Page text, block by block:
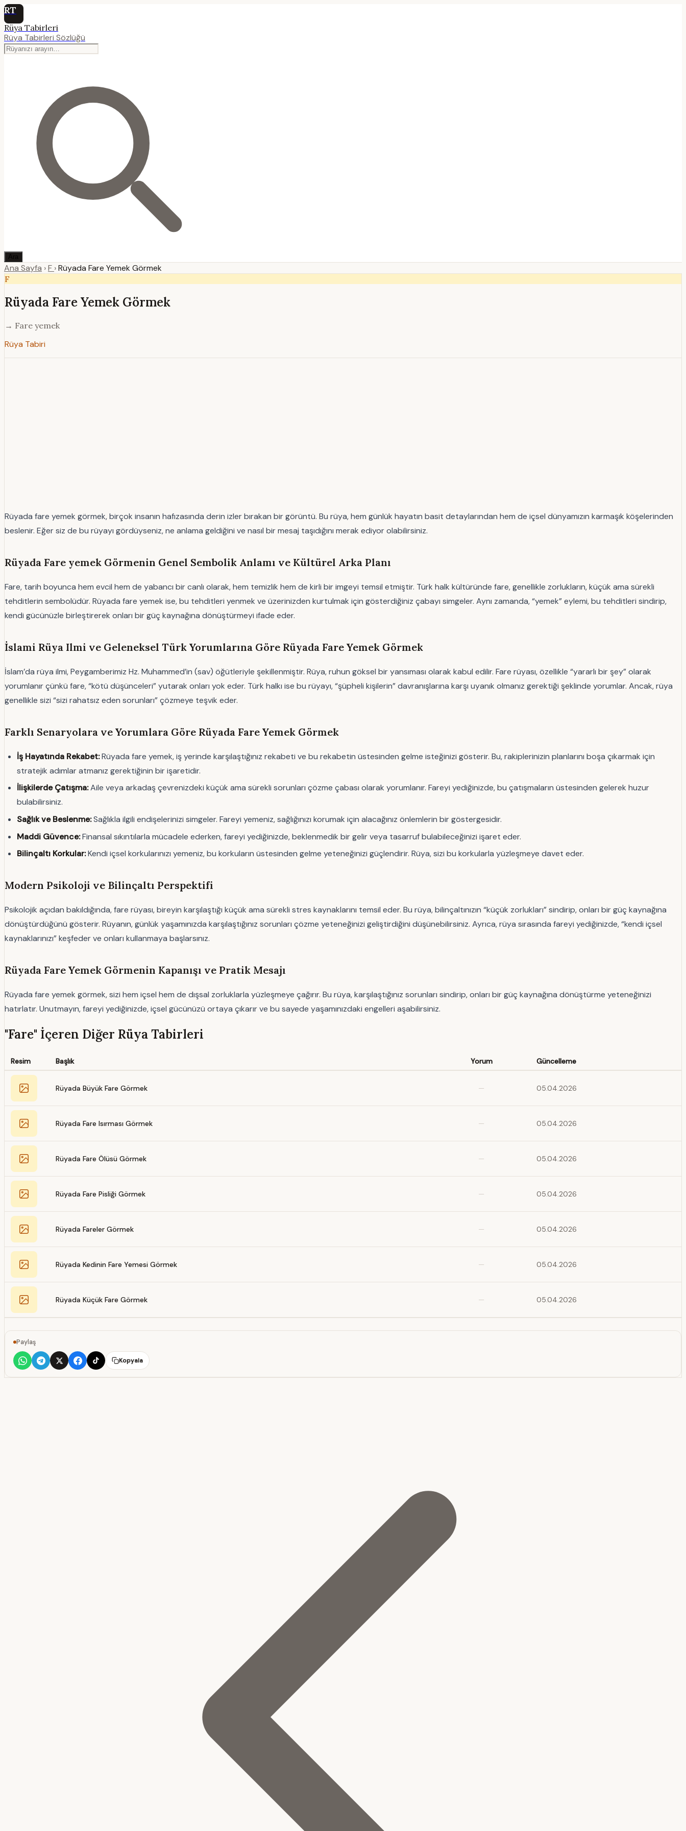
RT
Rüya Tabirleri
Rüya Tabirleri Sözlüğü
Ara
Ana Sayfa ›F ›Rüyada Fare Yemek Görmek
F
Rüyada Fare Yemek Görmek
→ Fare yemek
Rüya Tabiri
Rüyada fare yemek görmek, birçok insanın hafızasında derin izler bırakan bir görüntü. Bu rüya, hem günlük hayatın basit detaylarından hem de içsel dünyamızın karmaşık köşelerinden
beslenir. Eğer siz de bu rüyayı gördüyseniz, ne anlama geldiğini ve nasıl bir mesaj taşıdığını merak ediyor olabilirsiniz.
Rüyada Fare yemek Görmenin Genel Sembolik Anlamı ve Kültürel Arka Planı
Fare, tarih boyunca hem evcil hem de yabancı bir canlı olarak, hem temizlik hem de kirli bir imgeyi temsil etmiştir. Türk halk kültüründe fare, genellikle zorlukların, küçük ama sürekli
tehditlerin sembolüdür. Rüyada fare yemek ise, bu tehditleri yenmek ve üzerinizden kurtulmak için gösterdiğiniz çabayı simgeler. Aynı zamanda, “yemek” eylemi, bu tehditleri sindirip,
kendi gücünüzle birleştirerek onları bir güç kaynağına dönüştürmeyi ifade eder.
İslami Rüya Ilmi ve Geleneksel Türk Yorumlarına Göre Rüyada Fare Yemek Görmek
İslam’da rüya ilmi, Peygamberimiz Hz. Muhammed’in (sav) öğütleriyle şekillenmiştir. Rüya, ruhun göksel bir yansıması olarak kabul edilir. Fare rüyası, özellikle “yararlı bir şey” olarak
yorumlanır çünkü fare, “kötü düşünceleri” yutarak onları yok eder. Türk halkı ise bu rüyayı, “şüpheli kişilerin” davranışlarına karşı uyanık olmanız gerektiği şeklinde yorumlar. Ancak, rüya
genellikle sizi “sizi rahatsız eden sorunları” çözmeye teşvik eder.
Farklı Senaryolara ve Yorumlara Göre Rüyada Fare Yemek Görmek
İş Hayatında Rekabet:Rüyada fare yemek, iş yerinde karşılaştığınız rekabeti ve bu rekabetin üstesinden gelme isteğinizi gösterir. Bu, rakiplerinizin planlarını boşa çıkarmak için
stratejik adımlar atmanız gerektiğinin bir işaretidir.
İlişkilerde Çatışma:Aile veya arkadaş çevrenizdeki küçük ama sürekli sorunları çözme çabası olarak yorumlanır. Fareyi yediğinizde, bu çatışmaların üstesinden gelerek huzur
bulabilirsiniz.
Sağlık ve Beslenme:Sağlıkla ilgili endişelerinizi simgeler. Fareyi yemeniz, sağlığınızı korumak için alacağınız önlemlerin bir göstergesidir.
Maddi Güvence:Finansal sıkıntılarla mücadele ederken, fareyi yediğinizde, beklenmedik bir gelir veya tasarruf bulabileceğinizi işaret eder.
Bilinçaltı Korkular:Kendi içsel korkularınızı yemeniz, bu korkuların üstesinden gelme yeteneğinizi güçlendirir. Rüya, sizi bu korkularla yüzleşmeye davet eder.
Modern Psikoloji ve Bilinçaltı Perspektifi
Psikolojik açıdan bakıldığında, fare rüyası, bireyin karşılaştığı küçük ama sürekli stres kaynaklarını temsil eder. Bu rüya, bilinçaltınızın “küçük zorlukları” sindirip, onları bir güç kaynağına
dönüştürdüğünü gösterir. Rüyanın, günlük yaşamınızda karşılaştığınız sorunları çözme yeteneğinizi geliştirdiğini düşünebilirsiniz. Ayrıca, rüya sırasında fareyi yediğinizde, “kendi içsel
kaynaklarınızı” keşfeder ve onları kullanmaya başlarsınız.
Rüyada Fare Yemek Görmenin Kapanışı ve Pratik Mesajı
Rüyada fare yemek görmek, sizi hem içsel hem de dışsal zorluklarla yüzleşmeye çağırır. Bu rüya, karşılaştığınız sorunları sindirip, onları bir güç kaynağına dönüştürme yeteneğinizi
hatırlatır. Unutmayın, fareyi yediğinizde, içsel gücünüzü ortaya çıkarır ve bu sayede yaşamınızdaki engelleri aşabilirsiniz.
"Fare" İçeren Diğer Rüya Tabirleri
Resim Başlık Yorum Güncelleme
Rüyada Büyük Fare Görmek — 05.04.2026
Rüyada Fare Isırması Görmek — 05.04.2026
Rüyada Fare Ölüsü Görmek — 05.04.2026
Rüyada Fare Pisliği Görmek — 05.04.2026
Rüyada Fareler Görmek — 05.04.2026
Rüyada Kedinin Fare Yemesi Görmek — 05.04.2026
Rüyada Küçük Fare Görmek — 05.04.2026
Paylaş
Kopyala